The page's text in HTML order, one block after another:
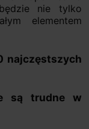
nie tylko
elementem
najczęstszych
są trudne w